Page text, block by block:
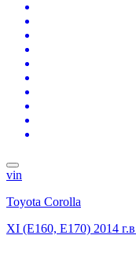
vin
Toyota Corolla
XI (E160, E170) 2014